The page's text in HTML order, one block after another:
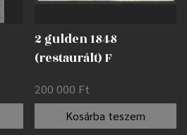
2 gulden 1848
(restaurált) F
200 000 Ft
Kosárba teszem